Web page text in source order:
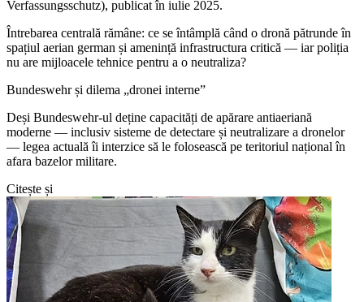
Verfassungsschutz), publicat în iulie 2025.
Întrebarea centrală rămâne: ce se întâmplă când o dronă pătrunde în
spațiul aerian german și amenință infrastructura critică — iar poliția
nu are mijloacele tehnice pentru a o neutraliza?
Bundeswehr și dilema „dronei interne”
Deși Bundeswehr-ul deține capacități de apărare antiaeriană
moderne — inclusiv sisteme de detectare și neutralizare a dronelor
— legea actuală îi interzice să le folosească pe teritoriul național în
afara bazelor militare.
Citește și